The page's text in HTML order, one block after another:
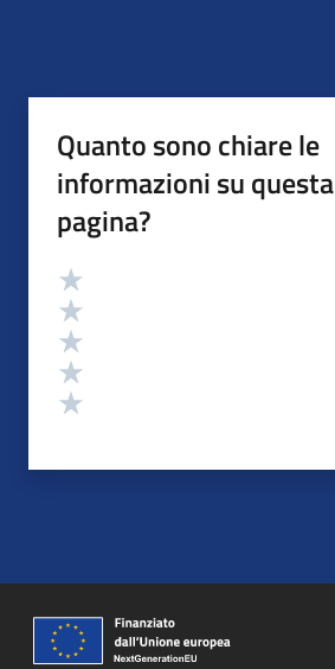
Quanto sono chiare le
informazioni su questa
pagina?
Valutazione